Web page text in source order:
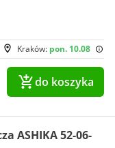
Kraków: pon. 10.08
do koszyka
ASHIKA 52-06-